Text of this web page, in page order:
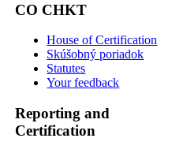
CO CHKT
House of Certification
Skúšobný poriadok
Statutes
Your feedback
Reporting and
Certification